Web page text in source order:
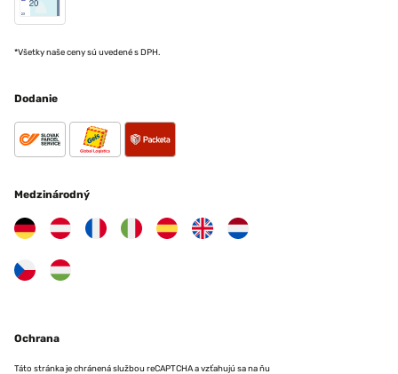
*Všetky naše ceny sú uvedené s DPH.
Dodanie
Medzinárodný
Ochrana
Táto stránka je chránená službou reCAPTCHA a vzťahujú sa na ňu